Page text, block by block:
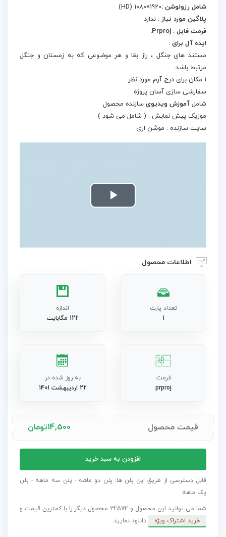
شامل رزولوشن :1920×1080 (HD)
پلاگین مورد نیاز : ندارد
فرمت فایل : Prproj.
ایده آل برای :
مستند های جنگل ، راز بقا و هر موضوعی که به زمستان و جنگل
مرتبط باشد
1 مکان برای درج آرم مورد نظر
سفارشی سازی آسان پروژه
شامل آموزش ویدیوی سازنده محصول
موزیک پیش نمایش : ( شامل می شود )
سایت سازنده : موشن اری
Play
اطلاعات محصول
تعداد پارت
1
اندازه
122 مگابایت
فرمت
prproj
به روز شده در
22 اردیبهشت 1401
قیمت محصول 14,500تومان
لوگو
پریمیر
زمستانی
افزودن به سبد خرید
قابل دسترسی از طریق این پلن ها: پلن دو ماهه - پلن سه ماهه - پلن
یک ماهه
شما می توانید این محصول و 24574 محصول دیگر را با کمترین قیمت و
خرید اشتراک ویژه
دانلود نمایید.